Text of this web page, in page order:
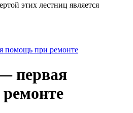
этих лестниц является
помощь при ремонте
первая